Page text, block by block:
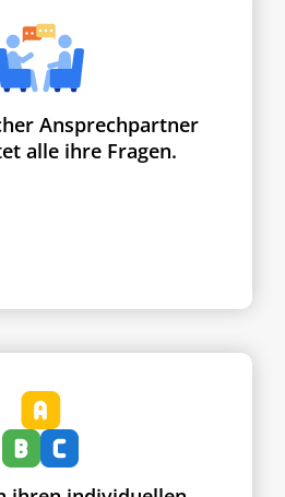
Ansprechpartner
alle ihre Fragen.